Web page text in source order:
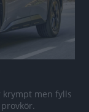
men fylls